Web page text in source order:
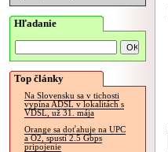
Hľadanie
Top články
Na Slovensku sa v tichosti
vypína ADSL v lokalitách s
VDSL, už 31. mája
Orange sa doťahuje na UPC
a O2, spustí 2.5 Gbps
pripojenie